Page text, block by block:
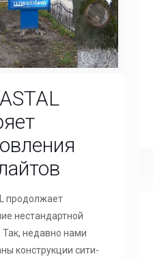
продолжает
нестандартной
Так, недавно нами
конструкции сити-